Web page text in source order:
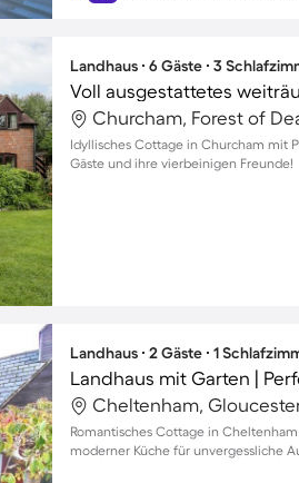
Landhaus ∙ 6 Gäste ∙ 3
Churcham, Forest of
Idyllisches Cottage in Churcham mit
Gäste und ihre vierbeinigen Freunde!
Landhaus ∙ 2 Gäste ∙ 1
Romantisches Cottage in
moderner Küche für unvergessliche